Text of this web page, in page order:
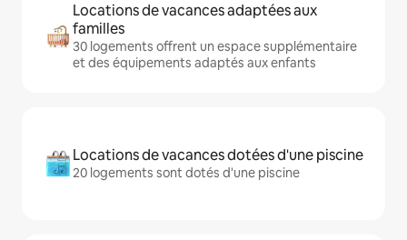
Locations de vacances adaptées aux
familles
30 logements offrent un espace supplémentaire
et des équipements adaptés aux enfants
Locations de vacances dotées d'une piscine
20 logements sont dotés d'une piscine